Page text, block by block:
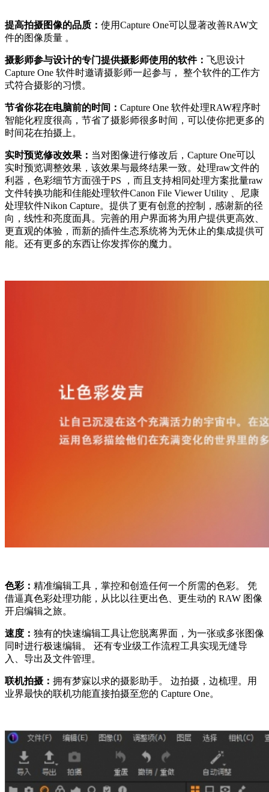
提高拍摄图像的品质： 使用Capture One可以显著改善RAW文
件的图像质量 。
摄影师参与设计的专门提供摄影师使用的软件： 飞思设计
Capture One 软件时邀请摄影师一起参与， 整个软件的工作方
式符合摄影的习惯。
节省你花在电脑前的时间： Capture One 软件处理RAW程序时
智能化程度很高，节省了摄影师很多时间，可以使你把更多的
时间花在拍摄上。
实时预览修改效果： 当对图像进行修改后，Capture One可以
实时预览调整效果，该效果与最终结果一致。处理raw文件的
利器，色彩细节方面强于PS ，而且支持相同处理方案批量raw
文件转换功能和佳能处理软件Canon File Viewer Utility 、尼康
处理软件Nikon Capture。提供了更有创意的控制，感谢新的径
向，线性和亮度面具。完善的用户界面将为用户提供更高效、
更直观的体验，而新的插件生态系统将为无休止的集成提供可
能。还有更多的东西让你发挥你的魔力。
色彩： 精准编辑工具，掌控和创造任何一个所需的色彩。 凭
借逼真色彩处理功能，从比以往更出色、更生动的 RAW 图像
开启编辑之旅。
速度： 独有的快速编辑工具让您脱离界面，为一张或多张图像
同时进行极速编辑。 还有专业级工作流程工具实现无缝导
入、导出及文件管理。
联机拍摄： 拥有梦寐以求的摄影助手。 边拍摄，边梳理。用
业界最快的联机功能直接拍摄至您的 Capture One。